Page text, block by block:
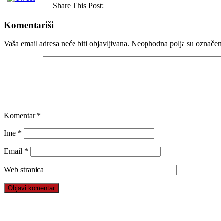
Share This Post:
Komentariši
Vaša email adresa neće biti objavljivana. Neophodna polja su
Komentar *
Ime *
Email *
Web stranica